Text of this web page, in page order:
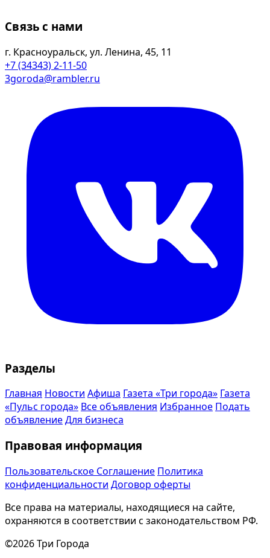
Связь с нами
г. Красноуральск, ул. Ленина, 45, 11
+7 (34343) 2-11-50
3goroda@rambler.ru
Разделы
Главная Новости Афиша Газета «Три города» Газета
«Пульс города» Все объявления Избранное Подать
объявлениеДля бизнеса
Правовая информация
Пользовательское Соглашение Политика
конфиденциальности Договор оферты
Все права на материалы, находящиеся на сайте,
охраняются в соответствии с законодательством РФ.
©2026 Три Города